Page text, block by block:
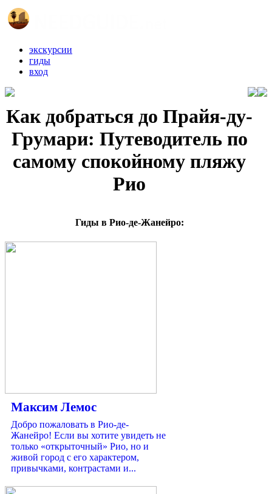
экскурсии
гиды
вход
Как добраться до Прайя-ду-
Грумари: Путеводитель по
самому спокойному пляжу
Рио
Гиды в Рио-де-Жанейро:
Максим Лемос
Добро пожаловать в Рио-де-
Жанейро! Если вы хотите увидеть не
только «открыточный» Рио, но и
живой город с его характером,
привычками, контрастами и...